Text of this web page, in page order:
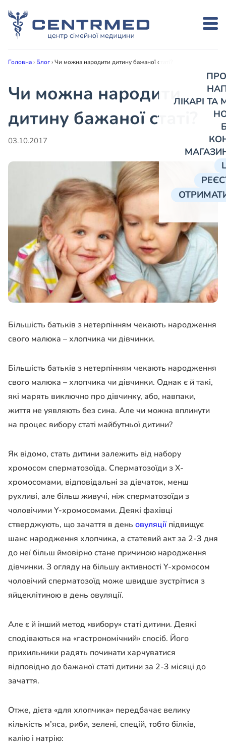
ЛІКАРІ
Головна› Блог›Чи можна народити дитину бажаної статі?
Чи можна народити
дитину бажаної статі?
03.10.2017
Більшість батьків з нетерпінням чекають народження
свого малюка – хлопчика чи дівчинки.
Більшість батьків з нетерпінням чекають народження
свого малюка – хлопчика чи дівчинки. Однак є й такі,
які марять виключно про дівчинку, або, навпаки,
життя не уявляють без сина. Але чи можна вплинути
на процес вибору статі майбутньої дитини?
Як відомо, стать дитини залежить від набору
хромосом сперматозоїда. Сперматозоїди з Х-
хромосомами, відповідальні за дівчаток, менш
рухливі, але більш живучі, ніж сперматозоїди з
чоловічими Y-хромосомами. Деякі фахівці
стверджують, що зачаття в день овуляціїпідвищує
шанс народження хлопчика, а статевий акт за 2-3 дня
до неї більш ймовірно стане причиною народження
дівчинки. З огляду на більшу активності Y-хромосом
чоловічий сперматозоїд може швидше зустрітися з
яйцеклітиною в день овуляції.
Але є й інший метод «вибору» статі дитини. Деякі
сподіваються на «гастрономічний» спосіб. Його
прихильники радять починати харчуватися
відповідно до бажаної статі дитини за 2-3 місяці до
зачаття.
Отже, дієта «для хлопчика» передбачає велику
кількість м’яса, риби, зелені, спецій, тобто білків,
калію і натрію: